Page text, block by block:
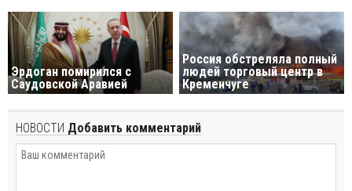
Эрдоган помирился с
Саудовской Аравией
Россия обстреляла полный
людей торговый центр в
Кременчуге
НОВОСТИ Добавить комментарий